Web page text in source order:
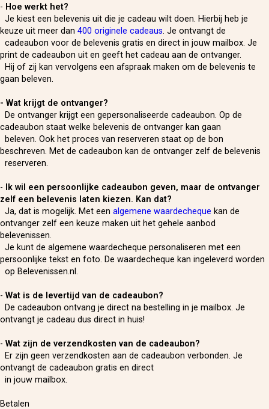
- Hoe werkt het?
Je kiest een belevenis uit die je cadeau wilt doen. Hierbij heb je
keuze uit meer dan 400 originele cadeaus. Je ontvangt de
cadeaubon voor de belevenis gratis en direct in jouw mailbox. Je
print de cadeaubon uit en geeft het cadeau aan de ontvanger.
Hij of zij kan vervolgens een afspraak maken om de belevenis te
gaan beleven.
- Wat krijgt de ontvanger?
De ontvanger krijgt een gepersonaliseerde cadeaubon. Op de
cadeaubon staat welke belevenis de ontvanger kan gaan
beleven. Ook het proces van reserveren staat op de bon
beschreven. Met de cadeaubon kan de ontvanger zelf de belevenis
reserveren.
-
Ik wil een persoonlijke cadeaubon geven, maar de ontvanger
zelf een belevenis laten kiezen. Kan dat?
Ja, dat is mogelijk. Met een algemene waardecheque kan de
ontvanger zelf een keuze maken uit het gehele aanbod
belevenissen.
Je kunt de algemene waardecheque personaliseren met een
persoonlijke tekst en foto. De waardecheque kan ingeleverd worden
op Belevenissen.nl.
- Wat is de levertijd van de cadeaubon?
De cadeaubon ontvang je direct na bestelling in je mailbox. Je
ontvangt je cadeau dus direct in huis!
- Wat zijn de verzendkosten van de cadeaubon?
Er zijn geen verzendkosten aan de cadeaubon verbonden. Je
ontvangt de cadeaubon gratis en direct
in jouw mailbox.
Betalen